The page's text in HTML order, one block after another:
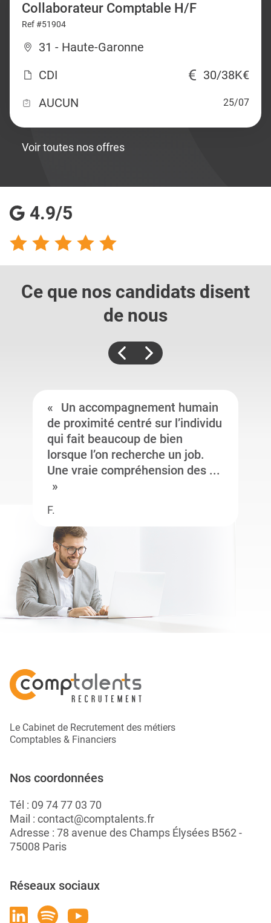
Collaborateur Comptable H/F
Ref #51904
31 - Haute-Garonne
CDI
30/38K€
AUCUN
25/07
Voir toutes nos offres
4.9/5
Ce que nos candidats disent
de nous
Un accompagnement humain
de proximité centré sur l’individu
qui fait beaucoup de bien
lorsque l’on recherche un job.
Une vraie compréhension des ...
F.
Le Cabinet de Recrutement des métiers
Comptables & Financiers
Nos coordonnées
Tél : 09 74 77 03 70
Mail : contact@comptalents.fr
Adresse : 78 avenue des Champs Élysées B562 -
75008 Paris
Réseaux sociaux